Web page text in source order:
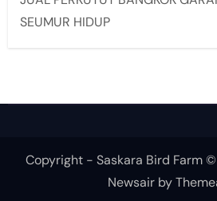
SEUMUR HIDUP
Copyright - Saskara Bird Farm
Newsair by